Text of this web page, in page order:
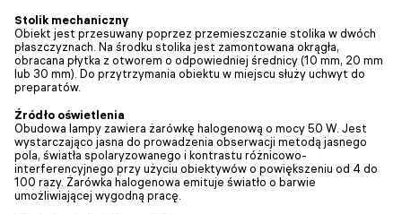
Stolik mechaniczny
Obiekt jest przesuwany poprzez przemieszczanie stolika w dwóch
płaszczyznach. Na środku stolika jest zamontowana okrągła,
obracana płytka z otworem o odpowiedniej średnicy (10 mm, 20 mm
lub 30 mm). Do przytrzymania obiektu w miejscu służy uchwyt do
preparatów.
Źródło oświetlenia
Obudowa lampy zawiera żarówkę halogenową o mocy 50 W. Jest
wystarczająco jasna do prowadzenia obserwacji metodą jasnego
pola, światła spolaryzowanego i kontrastu różnicowo-
interferencyjnego przy użyciu obiektywów o powiększeniu od 4 do
100 razy. Żarówka halogenowa emituje światło o barwie
umożliwiającej wygodną pracę.